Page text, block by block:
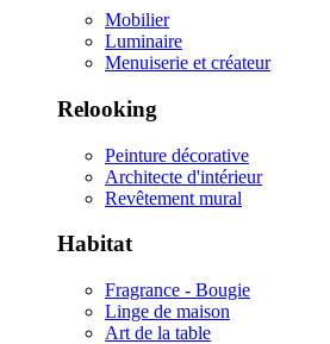
Mobilier
Luminaire
Menuiserie et créateur
Relooking
Peinture décorative
Architecte d'intérieur
Revêtement mural
Habitat
Fragrance - Bougie
Linge de maison
Art de la table